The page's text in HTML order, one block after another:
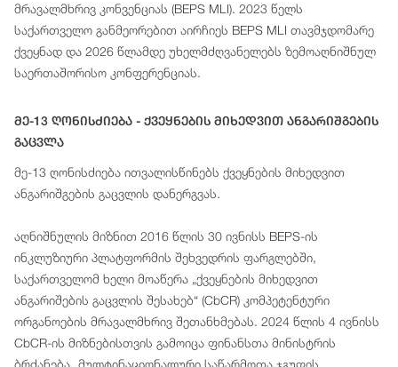
მრავალმხრივ კონვენციას (BEPS MLI). 2023 წელს
საქართველო განმეორებით აირჩიეს BEPS MLI თავმჯდომარე
ქვეყნად და 2026 წლამდე უხელმძღვანელებს ზემოაღნიშნულ
საერთაშორისო კონფერენციას.
Მე-13 Ღონისძიება - Ქვეყნების Მიხედვით Ანგარიშგების
Გაცვლა
მე-13 ღონისძიება ითვალისწინებს ქვეყნების მიხედვით
ანგარიშგების გაცვლის დანერგვას.
აღნიშნულის მიზნით 2016 წლის 30 ივნისს BEPS-ის
ინკლუზიური პლატფორმის შეხვედრის ფარგლებში,
საქართველომ ხელი მოაწერა „ქვეყნების მიხედვით
ანგარიშების გაცვლის შესახებ“ (CbCR) კომპეტენტური
ორგანოების მრავალმხრივ შეთანხმებას. 2024 წლის 4 ივნისს
CbCR-ის მიზნებისთვის გამოიცა ფინანსთა მინისტრის